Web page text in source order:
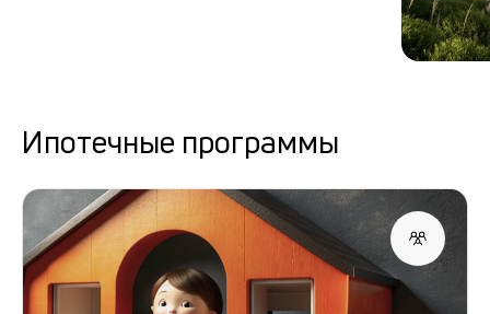
Ипотечные программы